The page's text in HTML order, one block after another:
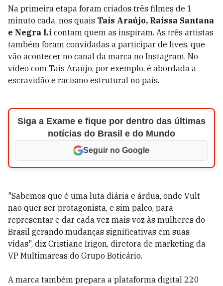
Na primeira etapa foram criados três filmes de 1
minuto cada, nos quais Taís Araújo, Raíssa Santana
e Negra Li contam quem as inspiram. As três artistas
também foram convidadas a participar de lives, que
vão acontecer no canal da marca no Instagram. No
vídeo com Taís Araújo, por exemplo, é abordada a
escravidão e racismo estrutural no país.
Siga a Exame e fique por dentro das últimas
notícias do Brasil e do Mundo
Seguir no Google
"Sabemos que é uma luta diária e árdua, onde Vult
não quer ser protagonista, e sim palco, para
representar e dar cada vez mais voz às mulheres do
Brasil gerando mudanças significativas em suas
vidas", diz Cristiane Irigon, diretora de marketing da
VP Multimarcas do Grupo Boticário.
A marca também prepara a plataforma digital 220